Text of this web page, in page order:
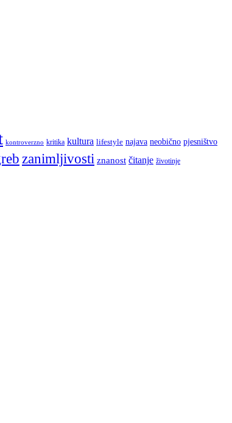
kontroverzno kritika kultura lifestyle najava neobično pjesništvo
zanimljivosti znanost čitanje životinje